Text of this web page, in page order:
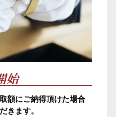
始
額にご納得頂けた場合
きます。